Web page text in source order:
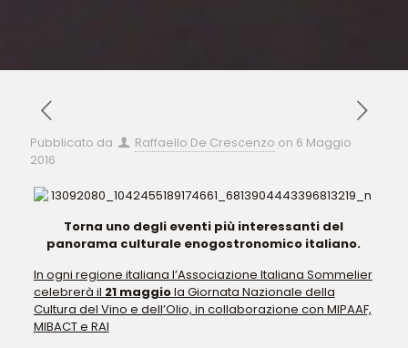
Pubblicato da Raffaello De Crescenzo on 6 Maggio
2016
Torna uno degli eventi più interessanti del
panorama culturale enogostronomico italiano.
In ogni regione italiana l’Associazione Italiana Sommelier
celebrerà il 21 maggiola Giornata Nazionale della
Cultura del Vino e dell’Olio, in collaborazione con MIPAAF,
MIBACT e RAI